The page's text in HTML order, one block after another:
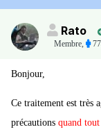
Rato
Membre,
Bonjour,
Ce traitement est très
précautions quand